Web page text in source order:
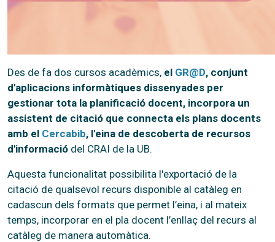
Des de fa dos cursos acadèmics, el GR@D, conjunt
d'aplicacions informàtiques dissenyades per
gestionar tota la planificació docent, incorpora un
assistent de citació que connecta els plans docents
amb el Cercabib, l'eina de descoberta de recursos
d'informació del CRAI de la UB.
Aquesta funcionalitat possibilita l'exportació de la
citació de qualsevol recurs disponible al catàleg en
cadascun dels formats que permet l’eina, i al mateix
temps, incorporar en el pla docent l’enllaç del recurs al
catàleg de manera automàtica.